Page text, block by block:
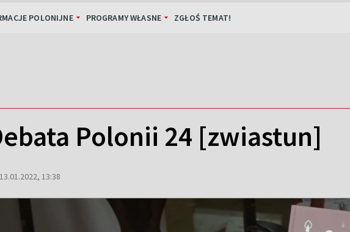
POLONIJNE PROGRAMY WŁASNE ZGŁOŚ TEMAT!
Polonii 24 [zwiastun]
13.01.2022, 13:38